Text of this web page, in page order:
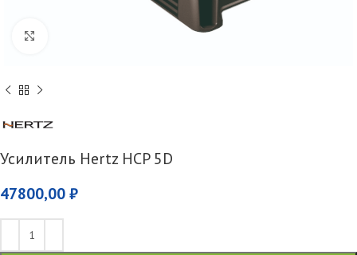
Усилитель Hertz HCP 5D
47800,00 ₽